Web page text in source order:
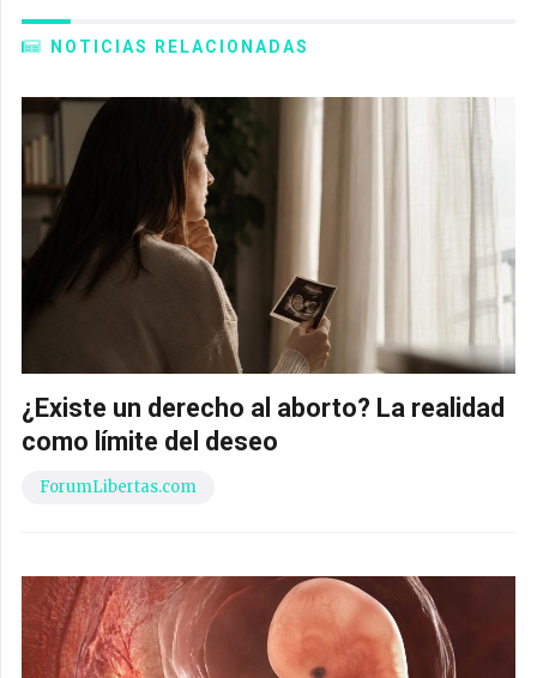
NOTICIAS RELACIONADAS
¿Existe un derecho al aborto? La realidad
como límite del deseo
ForumLibertas.com